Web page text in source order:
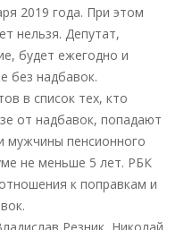
2019 года. При этом
нельзя. Депутат,
будет ежегодно и
без надбавок.
в список тех, кто
от надбавок, попадают
мужчины пенсионного
не меньше 5 лет. РБК
к поправкам и